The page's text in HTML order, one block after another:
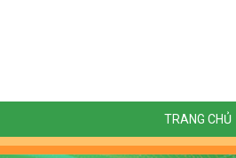
TRANG CHỦ